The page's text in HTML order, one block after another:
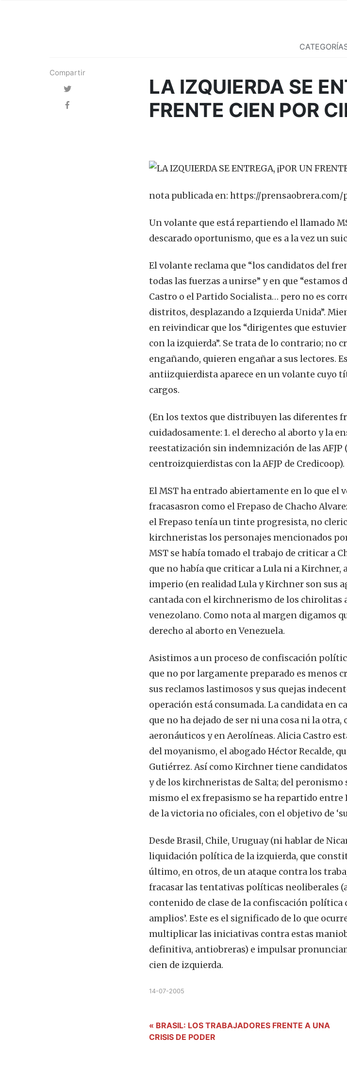
Compartir
LA IZQUIERDA SE
FRENTE CIEN POR
nota publicada en: https://prensaobrera.com/
Un volante que está repartiendo el llamado
descarado oportunismo, que es a la vez un
El volante reclama que “los candidatos del
todas las fuerzas a unirse” y en que
Castro o el Partido Socialista… pero no es
distritos, desplazando a Izquierda Unida”.
en reivindicar que los “dirigentes que
con la izquierda”. Se trata de lo contrario; no
engañando, quieren engañar a sus lectores.
antiizquierdista aparece en un volante cuyo
cargos.
(En los textos que distribuyen las diferentes
cuidadosamente: 1. el derecho al aborto y la
reestatización sin indemnización de las
centroizquierdistas con la AFJP de Credicoop).
El MST ha entrado abiertamente en lo que el
fracasasron como el Frepaso de Chacho
el Frepaso tenía un tinte progresista, no
kirchneristas los personajes mencionados
MST se había tomado el trabajo de criticar a
que no había que criticar a Lula ni a
imperio (en realidad Lula y Kirchner son sus
cantada con el kirchnerismo de los chirolitas
venezolano. Como nota al margen digamos
derecho al aborto en Venezuela.
Asistimos a un proceso de confiscación
que no por largamente preparado es menos
sus reclamos lastimosos y sus quejas
operación está consumada. La candidata en
que no ha dejado de ser ni una cosa ni la
aeronáuticos y en Aerolíneas. Alicia Castro
del moyanismo, el abogado Héctor Recalde,
Gutiérrez. Así como Kirchner tiene candidatos
y de los kirchneristas de Salta; del
mismo el ex frepasismo se ha repartido
de la victoria no oficiales, con el objetivo de
Desde Brasil, Chile, Uruguay (ni hablar de
liquidación política de la izquierda, que
último, en otros, de un ataque contra los
fracasar las tentativas políticas neoliberales
contenido de clase de la confiscación política
amplios’. Este es el significado de lo que
multiplicar las iniciativas contra estas
definitiva, antiobreras) e impulsar
cien de izquierda.
14-07-2005
« BRASIL: LOS TRABAJADORES FRENTE A UNA
CRISIS DE PODER